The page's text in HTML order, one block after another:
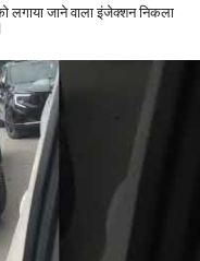
लगाया जाने वाला इंजेक्शन निकला